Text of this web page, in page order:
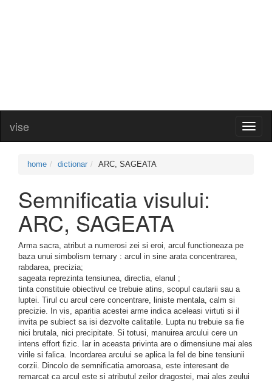
vise
home dictionar ARC, SAGEATA
Semnificatia visului:
ARC, SAGEATA
Arma sacra, atribut a numerosi zei si eroi, arcul functioneaza pe
baza unui simbolism ternary : arcul in sine arata concentrarea,
rabdarea, precizia;
sageata reprezinta tensiunea, directia, elanul ;
tinta constituie obiectivul ce trebuie atins, scopul cautarii sau a
luptei. Tirul cu arcul cere concentrare, liniste mentala, calm si
precizie. In vis, aparitia acestei arme indica aceleasi virtuti si il
invita pe subiect sa isi dezvolte calitatile. Lupta nu trebuie sa fie
nici brutala, nici precipitate. Si totusi, manuirea arcului cere un
intens effort fizic. Iar in aceasta privinta are o dimensiune mai ales
virile si falica. Incordarea arcului se aplica la fel de bine tensiunii
corzii. Dincolo de semnificatia amoroasa, este interesant de
remarcat ca arcul este si atributul zeilor dragostei, mai ales zeului